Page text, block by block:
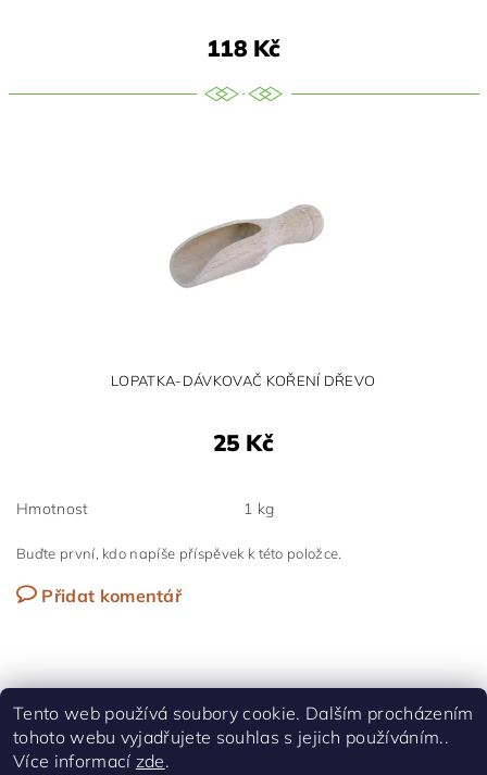
118 Kč
LOPATKA-DÁVKOVAČ KOŘENÍ DŘEVO
25 Kč
Hmotnost 1 kg
Buďte první, kdo napíše příspěvek k této položce.
Přidat komentář
Shoptet.cz Facebook
Tento web používá soubory cookie. Dalším procházením
tohoto webu vyjadřujete souhlas s jejich používáním..
Více informací zde.